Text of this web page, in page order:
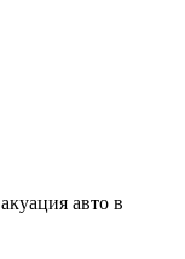
авто в